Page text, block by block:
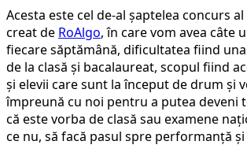
Acesta este cel de-al șaptelea concurs
creat de RoAlgo, în care vom avea câte
fiecare săptămână, dificultatea fiind
de la clasă și bacalaureat, scopul fiind
și elevii care sunt la început de drum și
împreună cu noi pentru a putea deveni
că este vorba de clasă sau examene
ce nu, să facă pasul spre performanță